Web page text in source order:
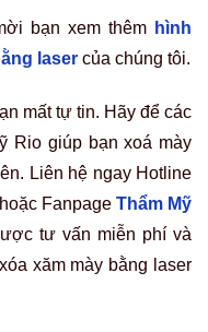
bạn xem thêm hình
laser của chúng tôi.
mất tự tin. Hãy để các
Rio giúp bạnxoá mày
Liên hệ ngay Hotline
hoặc Fanpage Thẩm Mỹ
tư vấn miễn phí và
xăm mày bằng laser